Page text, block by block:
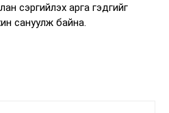
сэргийлэх арга гэдгийг
сануулж байна.